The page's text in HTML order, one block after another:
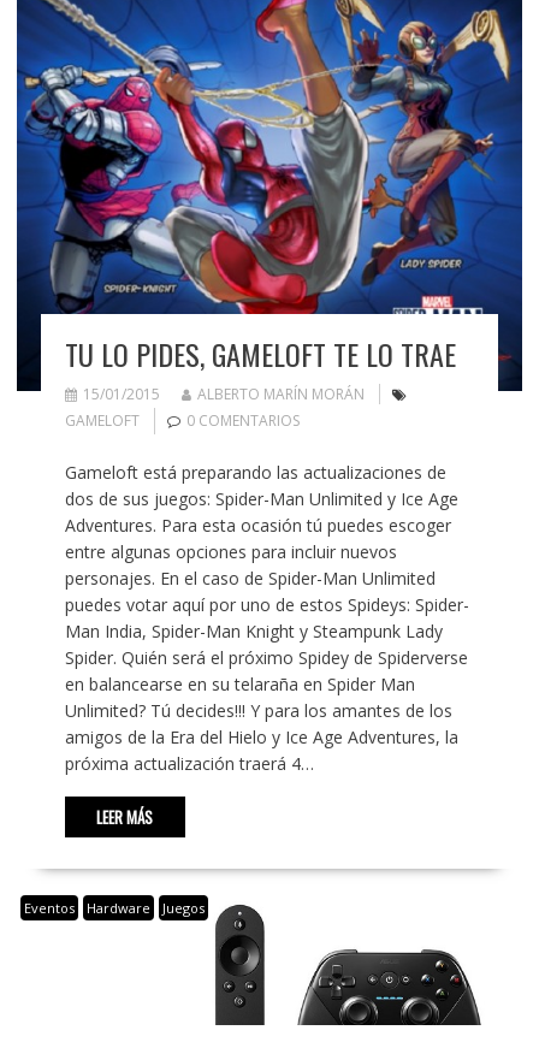
TU LO PIDES, GAMELOFT TE LO TRAE
15/01/2015
ALBERTO MARÍN MORÁN
GAMELOFT
0 COMENTARIOS
Gameloft está preparando las actualizaciones de
dos de sus juegos: Spider-Man Unlimited y Ice Age
Adventures. Para esta ocasión tú puedes escoger
entre algunas opciones para incluir nuevos
personajes. En el caso de Spider-Man Unlimited
puedes votar aquí por uno de estos Spideys: Spider-
Man India, Spider-Man Knight y Steampunk Lady
Spider. Quién será el próximo Spidey de Spiderverse
en balancearse en su telaraña en Spider Man
Unlimited? Tú decides!!! Y para los amantes de los
amigos de la Era del Hielo y Ice Age Adventures, la
próxima actualización traerá 4…
LEER MÁS
Eventos Hardware Juegos